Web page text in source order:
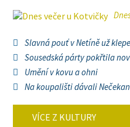
Slavná pouť v Netíně už
Sousedská párty pokřtila
Umění v kovu a ohni
Na koupališti dávali
VÍCE Z KULTURY